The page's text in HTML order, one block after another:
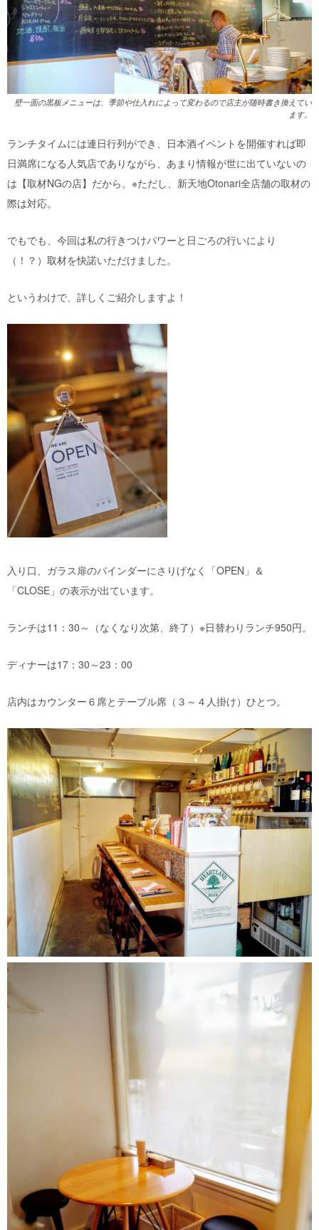
壁一面の黒板メニューは、季節や仕入れによって変わるので店主が随時書き換えてい
ます。
ランチタイムには連日行列ができ、日本酒イベントを開催すれば即
日満席になる人気店でありながら、あまり情報が世に出ていないの
は【取材NGの店】だから。※ただし、新天地Otonari全店舗の取材の
際は対応。
でもでも、今回は私の行きつけパワーと日ごろの行いにより
（！？）取材を快諾いただけました。
というわけで、詳しくご紹介しますよ！
入り口、ガラス扉のバインダーにさりげなく「OPEN」＆
「CLOSE」の表示が出ています。
ランチは11：30～（なくなり次第、終了）※日替わりランチ950円。
ディナーは17：30～23：00
店内はカウンター６席とテーブル席（３～４人掛け）ひとつ。